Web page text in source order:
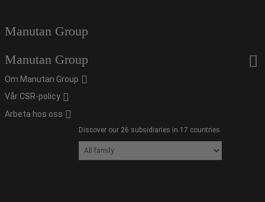
Manutan Group
Manutan Group
Om Manutan Group
Vår CSR-policy
Arbeta hos oss
Discover our 26 subsidiaries in 17 countries.